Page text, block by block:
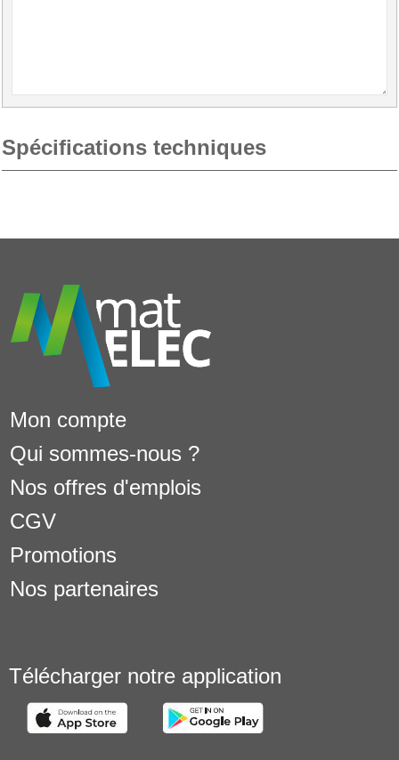
Spécifications techniques
Mon compte
Qui sommes-nous ?
Nos offres d'emplois
CGV
Promotions
Nos partenaires
Télécharger notre application